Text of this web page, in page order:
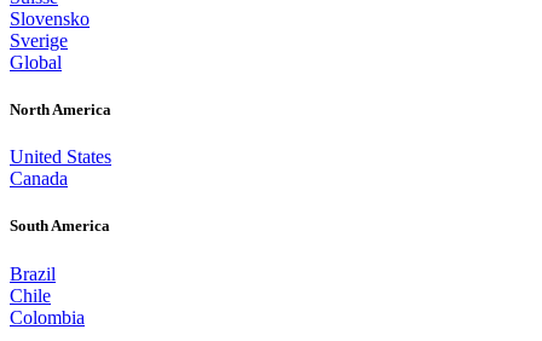
Slovensko
Sverige
Global
North America
United States
Canada
South America
Brazil
Chile
Colombia